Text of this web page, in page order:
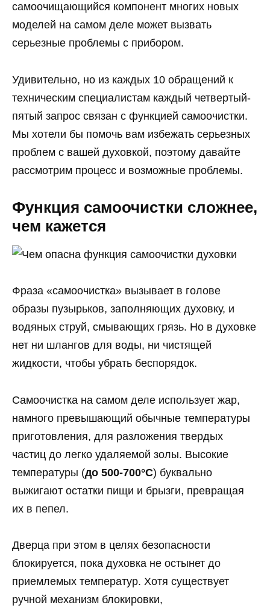
самоочищающийся компонент многих новых
моделей на самом деле может вызвать
серьезные проблемы с прибором.
Удивительно, но из каждых 10 обращений к
техническим специалистам каждый четвертый-
пятый запрос связан с функцией самоочистки.
Мы хотели бы помочь вам избежать серьезных
проблем с вашей духовкой, поэтому давайте
рассмотрим процесс и возможные проблемы.
Функция самоочистки сложнее,
чем кажется
Фраза «самоочистка» вызывает в голове
образы пузырьков, заполняющих духовку, и
водяных струй, смывающих грязь. Но в духовке
нет ни шлангов для воды, ни чистящей
жидкости, чтобы убрать беспорядок.
Самоочистка на самом деле использует жар,
намного превышающий обычные температуры
приготовления, для разложения твердых
частиц до легко удаляемой золы. Высокие
температуры (до 500-700°C) буквально
выжигают остатки пищи и брызги, превращая
их в пепел.
Дверца при этом в целях безопасности
блокируется, пока духовка не остынет до
приемлемых температур. Хотя существует
ручной механизм блокировки,